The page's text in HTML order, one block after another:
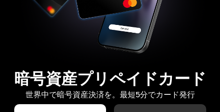
暗号資産プリペイドカード
世界中で暗号資産決済を。最短5分でカード発行